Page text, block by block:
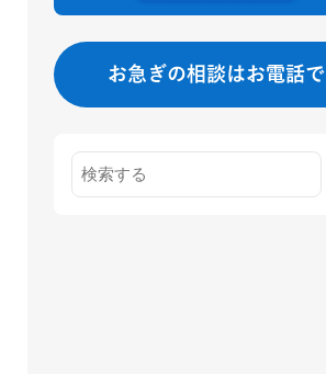
お急ぎの相談はお電話で